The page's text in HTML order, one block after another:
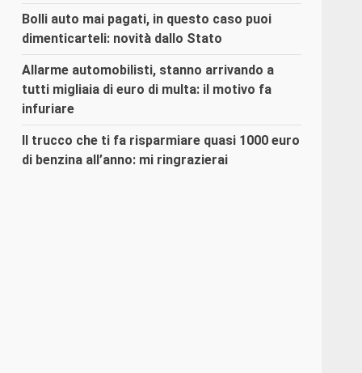
Bolli auto mai pagati, in questo caso puoi
dimenticarteli: novità dallo Stato
Allarme automobilisti, stanno arrivando a
tutti migliaia di euro di multa: il motivo fa
infuriare
Il trucco che ti fa risparmiare quasi 1000 euro
di benzina all’anno: mi ringrazierai